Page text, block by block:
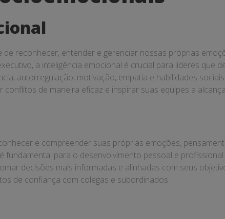
de reconhecer, entender e gerenciar nossas próprias
a inteligência emocional é crucial para líderes que
autorregulação, motivação, empatia e habilidades
de maneira eficaz e inspirar suas equipes a
e compreender suas próprias emoções,
fundamental para o desenvolvimento pessoal e
decisões mais informadas e alinhadas com seus
de confiança com colegas e subordinados.